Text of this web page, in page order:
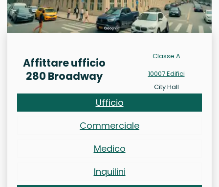
Affittare ufficio
280 Broadway
Classe A
10007 Edifici
City Hall
Ufficio
Commerciale
Medico
Inquilini